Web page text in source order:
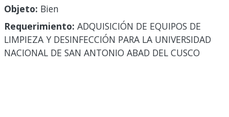
Objeto: Bien
Requerimiento: ADQUISICIÓN DE EQUIPOS DE
LIMPIEZA Y DESINFECCIÓN PARA LA UNIVERSIDAD
NACIONAL DE SAN ANTONIO ABAD DEL CUSCO